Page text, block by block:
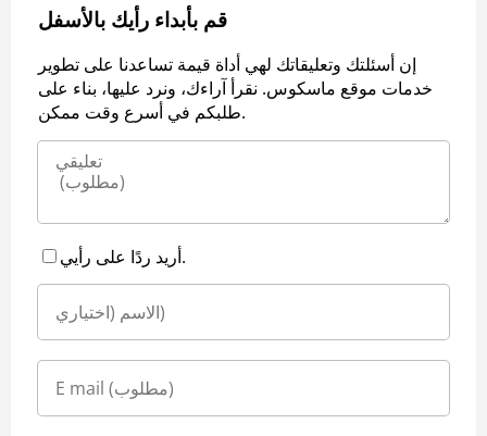
قم بأبداء رأيك بالأسفل
إن أسئلتك وتعليقاتك لهي أداة قيمة تساعدنا على تطوير
خدمات موقع ماسكوس. نقرأ آراءك، ونرد عليها، بناء على
طلبكم في أسرع وقت ممكن.
أريد ردًا على رأيي.